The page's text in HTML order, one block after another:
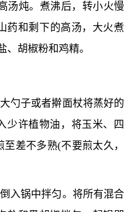
汤炖。煮沸后，转小火慢
药和剩下的高汤，大火煮
、胡椒粉和鸡精。
勺子或者擀面杖将蒸好的
少许植物油，将玉米、四
差不多熟(不要煎太久，
入锅中拌匀。将所有混合